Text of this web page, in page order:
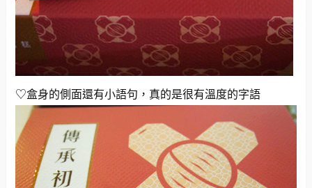
♡盒身的側面還有小語句，真的是很有溫度的字語